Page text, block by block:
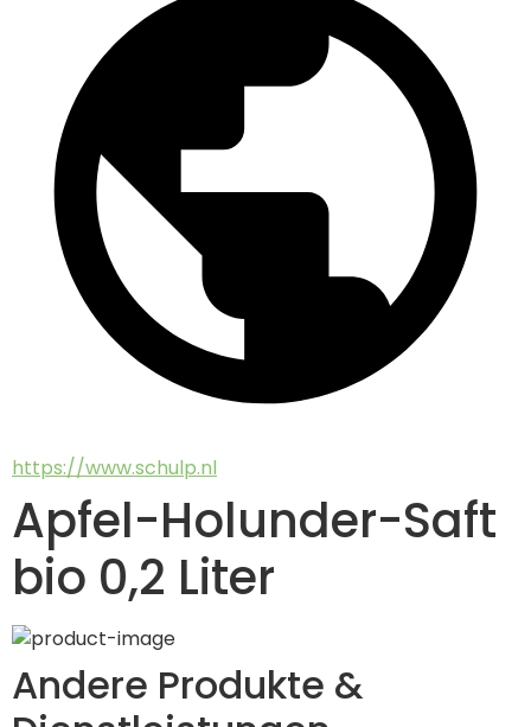
https://www.schulp.nl
Apfel-Holunder-Saft
bio 0,2 Liter
Andere Produkte &